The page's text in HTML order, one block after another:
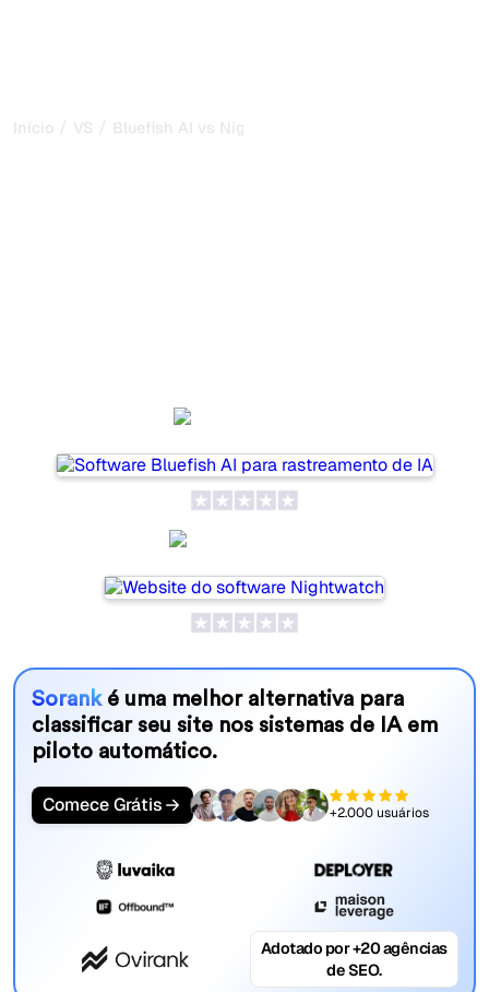
Início / VS / Bluefish AI vs Nightwatch
Sorank é uma melhor alternativa para
classificar seu site nos sistemas de IA em
piloto automático.
Comece Grátis +2.000 usuários
Adotado por +20 agências
de SEO.